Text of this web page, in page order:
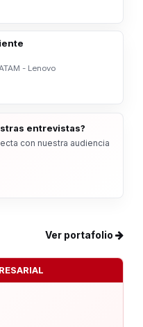
- Lenovo
entrevistas?
con nuestra audiencia
Ver portafolio